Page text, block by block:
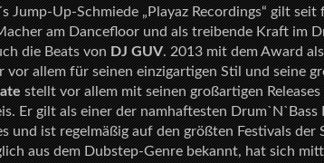
Jump-Up-Schmiede „Playaz Recordings“ gilt
am Dancefloor und als treibende Kraft im
die Beats vonDJ GUV. 2013 mit dem Award
vor allem für seinen einzigartigen Stil und seine
stellt vor allem mit seinen großartigen Releases
Er gilt als einer der namhaftesten
und ist regelmäßig auf den größten Festivals der
aus dem Dubstep-Genre bekannt, hat sich